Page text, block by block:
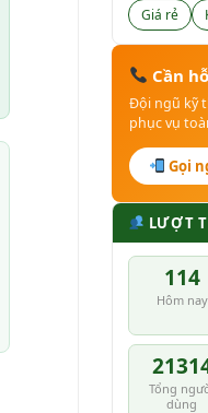
Giá rẻ
Cần
Đội ngũ kỹ
phục vụ
Gọi
LƯỢT
114
Hôm nay
Tổng
dùng